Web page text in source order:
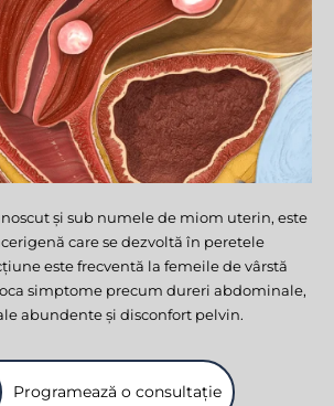
și sub numele de miom uterin, este
care se dezvoltă în peretele
este frecventă la femeile de vârstă
simptome precum dureri abdominale,
abundente și disconfort pelvin.
Programează o consultație